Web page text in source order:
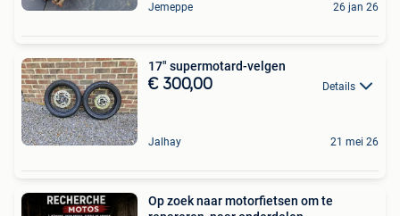
Jemeppe 26 jan 26
17" supermotard-velgen
€ 300,00 Details
Jalhay 21 mei 26
Op zoek naar motorfietsen om te